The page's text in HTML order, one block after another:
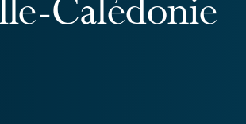
Calédonie